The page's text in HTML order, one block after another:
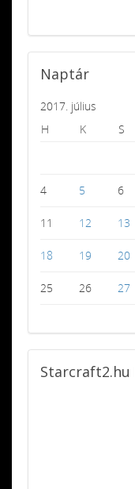
Naptár
2017. július
H
K S
4 5 6
11 12 13
18 19 20
25 26 27
Starcraft2.hu